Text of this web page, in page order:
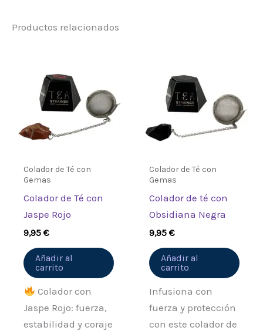
Moonstone”
Debesaccederpara publicar una
valoración.
Productos relacionados
Colador de Té con
Gemas
Colador de Té con
Jaspe Rojo
9,95€
Añadir al
carrito
Colador con
Jaspe Rojo: fuerza,
estabilidad y coraje
Colador de Té con
Gemas
Colador de té con
Obsidiana Negra
9,95€
Añadir al
carrito
Infusiona con
fuerza y protección
con este colador de